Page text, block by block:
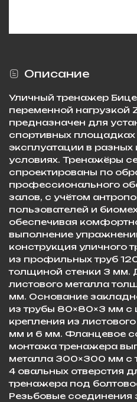
Описание
Уличный тренажер
переменной нагрузкой
предназначен для
спортивных площадках
эксплуатации в разных
условиях. Тренажёры
спроектированы по
профессионального
залов, с учётом
пользователей и
обеспечивая
выполнение
конструкция уличного
из профильных труб
толщиной стенки 3 мм.
листового металла
мм. Основание
из трубы 80×80×3 мм с
крепления из
мм и 6 мм. Фланцевое
монтажа тренажера
металла 300×300 мм с
4 овальных отверстия
тренажера под
Резьбовые